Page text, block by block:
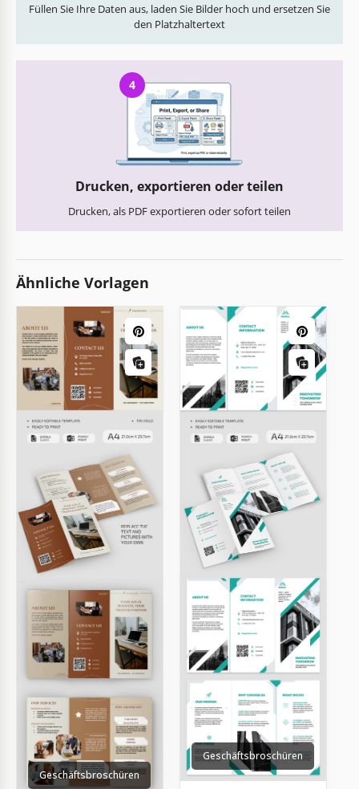
Füllen Sie Ihre Daten aus, laden Sie Bilder hoch und ersetzen Sie
den Platzhaltertext
4
Drucken, exportieren oder teilen
Drucken, als PDF exportieren oder sofort teilen
Ähnliche Vorlagen
Geschäftsbroschüren
Geschäftsbroschüren